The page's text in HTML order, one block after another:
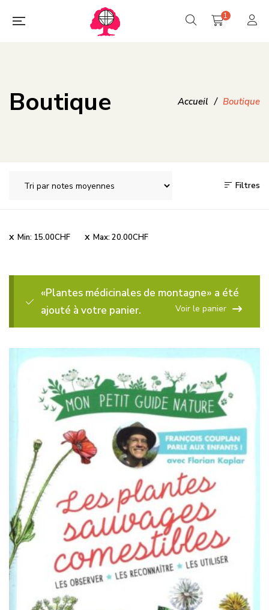
1
Boutique Accueil / Boutique
Filtres
Min: 15.00CHF Max: 20.00CHF
«Plantes médicinales de montagne» a été
ajouté à votre panier.
Voir le panier